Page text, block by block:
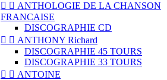
  ANTHOLOGIE DE LA CHANSON
FRANCAISE
DISCOGRAPHIE CD
  ANTHONY Richard
DISCOGRAPHIE 45 TOURS
DISCOGRAPHIE 33 TOURS
  ANTOINE